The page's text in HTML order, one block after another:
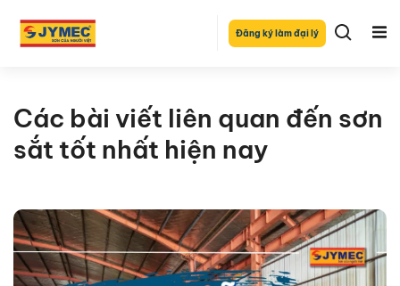
Đăng ký làm đại lý
Các bài viết liên quan đến sơn
sắt tốt nhất hiện nay